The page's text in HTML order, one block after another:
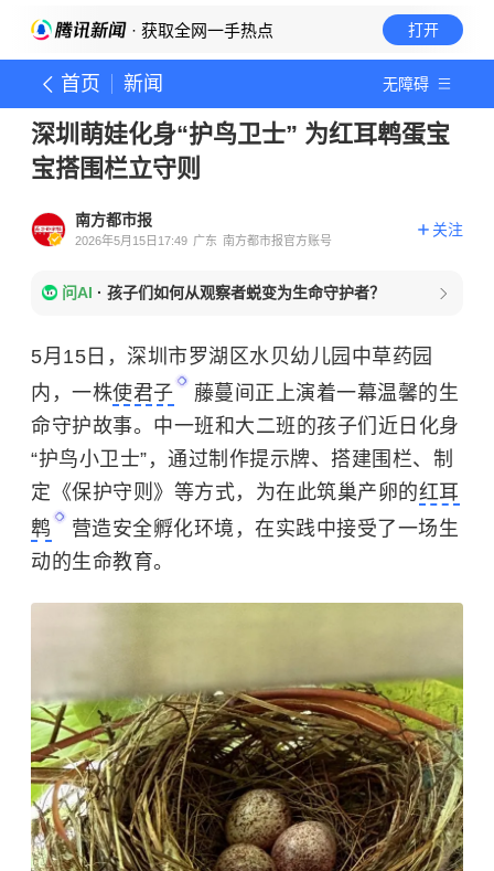
· 获取全网一手热点 打开
首页 新闻 无障碍
深圳萌娃化身“护鸟卫士” 为红耳鹎蛋宝
宝搭围栏立守则
南方都市报
2026年5月15日17:49 广东 南方都市报官方账号
关注
问AI · 孩子们如何从观察者蜕变为生命守护者？
5月15日，深圳市罗湖区水贝幼儿园中草药园
内，一株使君子
藤蔓间正上演着一幕温馨的生
命守护故事。中一班和大二班的孩子们近日化身
“护鸟小卫士”，通过制作提示牌、搭建围栏、制
定《保护守则》等方式，为在此筑巢产卵的红耳
鹎
营造安全孵化环境，在实践中接受了一场生
动的生命教育。